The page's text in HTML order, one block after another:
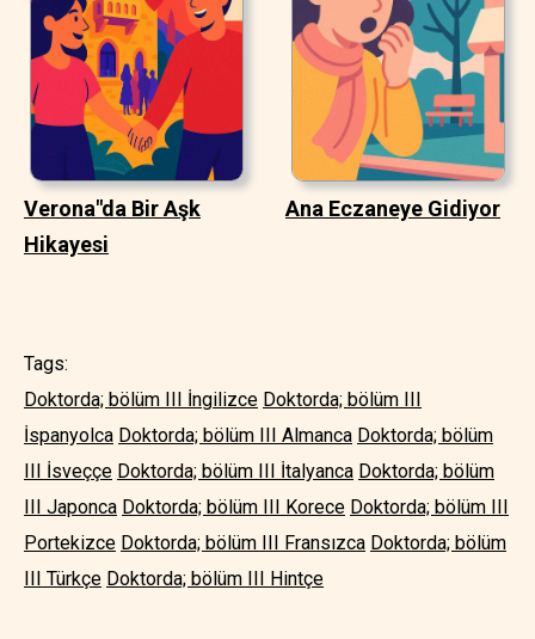
Verona"da Bir Aşk
Hikayesi
Ana Eczaneye Gidiyor
Tags:
Doktorda; bölüm III İngilizce Doktorda; bölüm III
İspanyolca Doktorda; bölüm III Almanca Doktorda; bölüm
III İsveççe Doktorda; bölüm III İtalyanca Doktorda; bölüm
III Japonca Doktorda; bölüm III Korece Doktorda; bölüm III
Portekizce Doktorda; bölüm III Fransızca Doktorda; bölüm
III Türkçe Doktorda; bölüm III Hintçe